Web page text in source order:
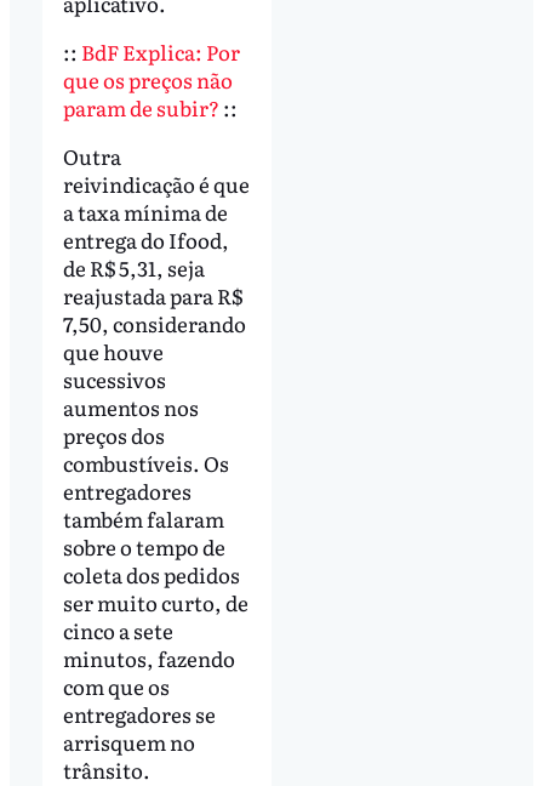
:: BdF Explica: Por
que os preços não
param de subir? ::
Outra
reivindicação é que
a taxa mínima de
entrega do Ifood,
de R$ 5,31, seja
reajustada para R$
7,50, considerando
que houve
sucessivos
aumentos nos
preços dos
combustíveis. Os
entregadores
também falaram
sobre o tempo de
coleta dos pedidos
ser muito curto, de
cinco a sete
minutos, fazendo
com que os
entregadores se
arrisquem no
trânsito.